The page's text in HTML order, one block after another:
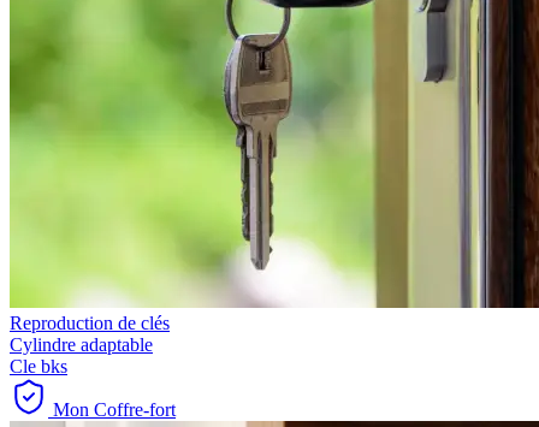
Reproduction de clés
Cylindre adaptable
Cle bks
Mon Coffre-fort